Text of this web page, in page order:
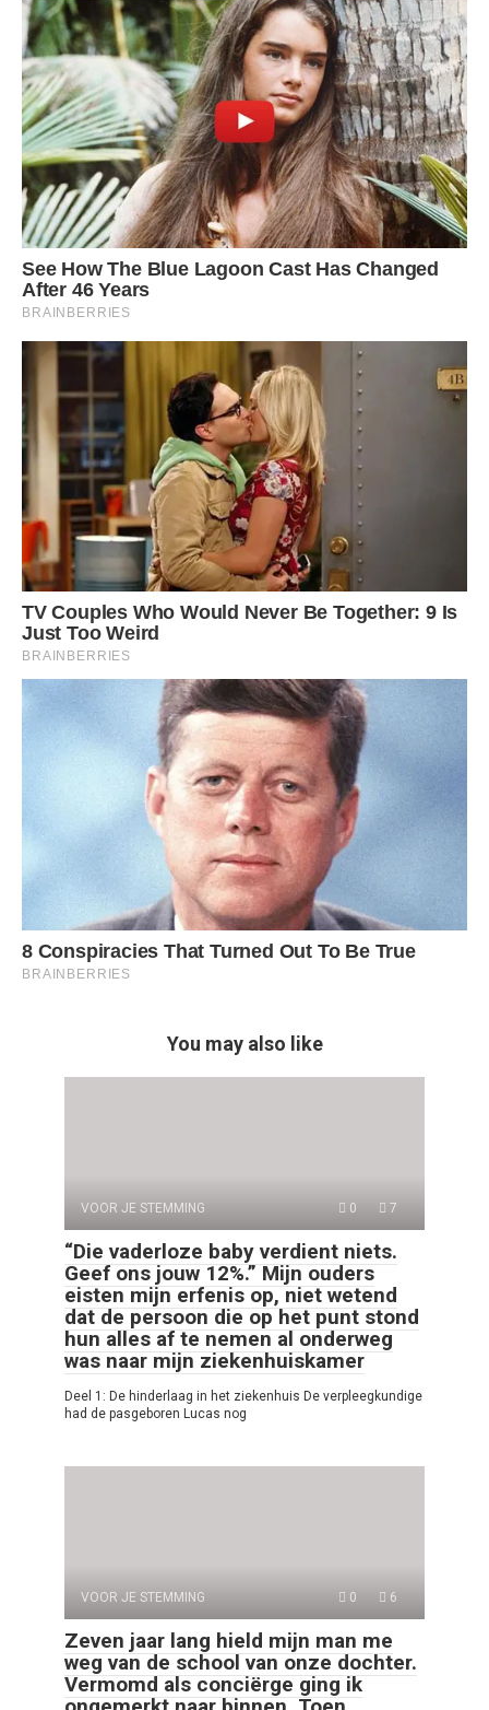
You may also like
VOOR JE STEMMING 0 7
“Die vaderloze baby verdient niets.
Geef ons jouw 12%.” Mijn ouders
eisten mijn erfenis op, niet wetend
dat de persoon die op het punt stond
hun alles af te nemen al onderweg
was naar mijn ziekenhuiskamer
Deel 1: De hinderlaag in het ziekenhuis De verpleegkundige
had de pasgeboren Lucas nog
VOOR JE STEMMING 0 6
Zeven jaar lang hield mijn man me
weg van de school van onze dochter.
Vermomd als conciërge ging ik